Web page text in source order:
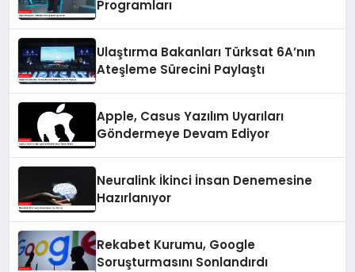
Programları
Ulaştırma Bakanları Türksat 6A’nın
Ateşleme Sürecini Paylaştı
Apple, Casus Yazılım Uyarıları
Göndermeye Devam Ediyor
Neuralink İkinci İnsan Denemesine
Hazırlanıyor
Rekabet Kurumu, Google
Soruşturmasını Sonlandırdı